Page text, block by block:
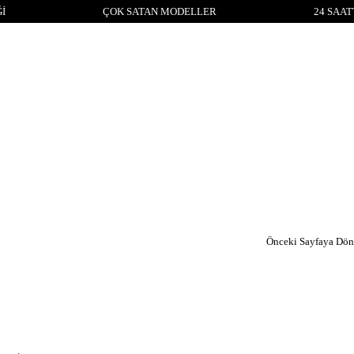
ÇOK SATAN MODELLER 24
Önceki Sayfaya Dön